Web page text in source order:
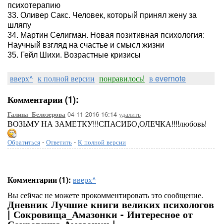
психотерапию
33. Оливер Сакс. Человек, который принял жену за
шляпу
34. Мартин Селигман. Новая позитивная психология:
Научный взгляд на счастье и смысл жизни
35. Гейл Шихи. Возрастные кризисы
вверх^ к полной версии понравилось! в evernote
Комментарии (1):
Галина_Белозерова 04-11-2016-16:14 удалить
ВОЗЬМУ НА ЗАМЕТКУ!!!СПАСИБО,ОЛЕЧКА!!!!любовь!
Обратиться - Ответить - К полной версии
Комментарии (1): вверх^
Вы сейчас не можете прокомментировать это сообщение.
Дневник Лучшие книги великих психологов
| Сокровища_Амазонки - Интересное от